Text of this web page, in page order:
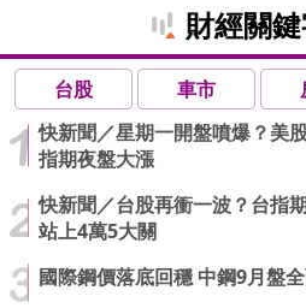
財經關
台股 車市
快新聞／星期一開盤噴爆？美
指期夜盤大漲
快新聞／台股再衝一波？台指
站上4萬5大關
國際鋼價落底回穩 中鋼9月盤